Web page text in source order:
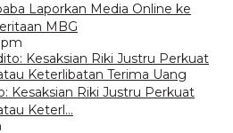
Laporkan Media Online ke
MBG
Kesaksian Riki Justru Perkuat
Keterl…